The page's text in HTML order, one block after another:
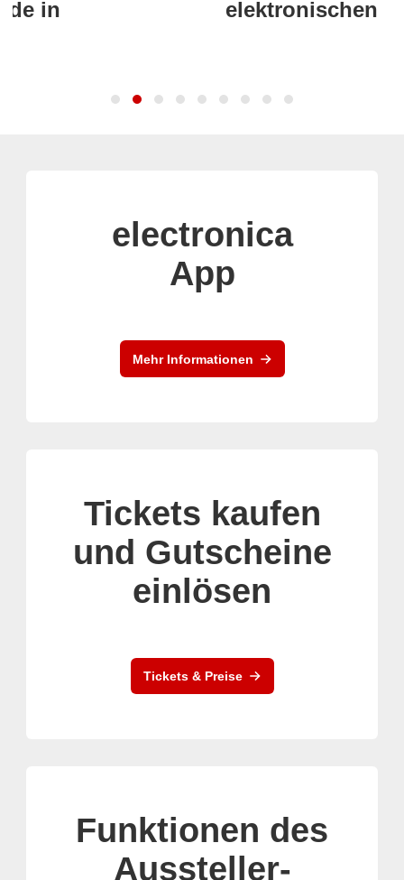
electronica
App
Mehr Informationen
Tickets kaufen
und Gutscheine
einlösen
Tickets & Preise
Funktionen des
Aussteller-